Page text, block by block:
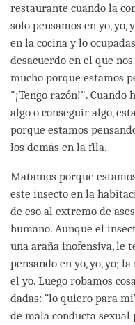
restaurante cuando la
solo pensamos en yo, yo,
en la cocina y lo
desacuerdo en el que
mucho porque estamos
"¡Tengo razón!".
algo o conseguir algo,
porque estamos
los demás en la fila.
Matamos porque
este insecto en la
de eso al extremo de
humano. Aunque el
una araña inofensiva, le
pensando en yo, yo, yo;
el yo. Luego robamos
dadas: “lo quiero para
de mala conducta sexual